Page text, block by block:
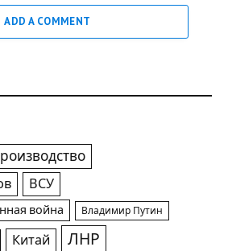
ADD A COMMENT
ВСУ
война Владимир Путин
Китай ЛНР